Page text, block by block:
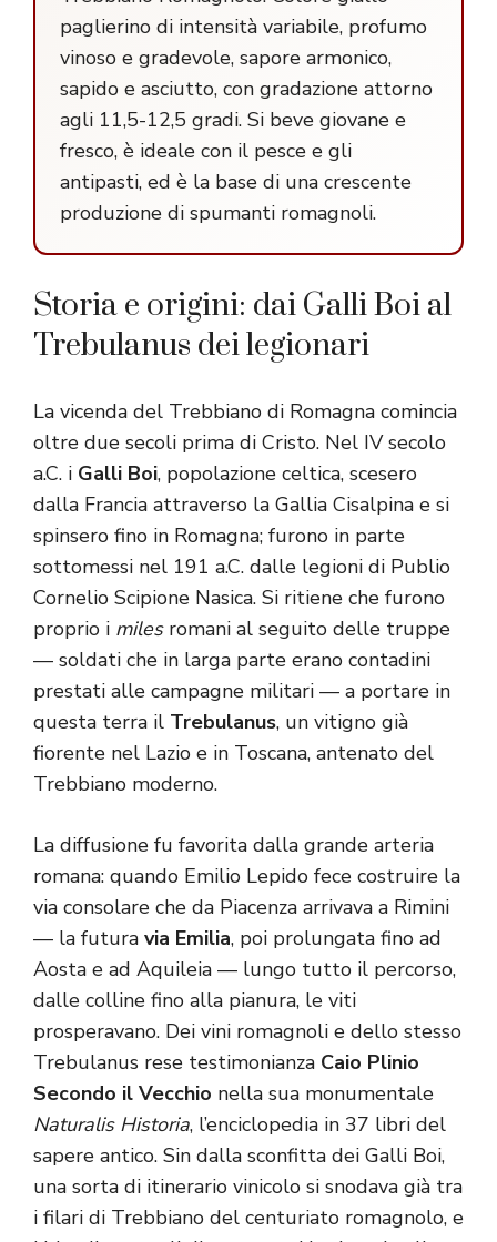
paglierino di intensità variabile, profumo
vinoso e gradevole, sapore armonico,
sapido e asciutto, con gradazione attorno
agli 11,5-12,5 gradi. Si beve giovane e
fresco, è ideale con il pesce e gli
antipasti, ed è la base di una crescente
produzione di spumanti romagnoli.
Storia e origini: dai Galli Boi al
Trebulanus dei legionari
La vicenda del Trebbiano di Romagna comincia
oltre due secoli prima di Cristo. Nel IV secolo
a.C. i Galli Boi, popolazione celtica, scesero
dalla Francia attraverso la Gallia Cisalpina e si
spinsero fino in Romagna; furono in parte
sottomessi nel 191 a.C. dalle legioni di Publio
Cornelio Scipione Nasica. Si ritiene che furono
proprio i milesromani al seguito delle truppe
— soldati che in larga parte erano contadini
prestati alle campagne militari — a portare in
questa terra il Trebulanus, un vitigno già
fiorente nel Lazio e in Toscana, antenato del
Trebbiano moderno.
La diffusione fu favorita dalla grande arteria
romana: quando Emilio Lepido fece costruire la
via consolare che da Piacenza arrivava a Rimini
— la futura via Emilia, poi prolungata fino ad
Aosta e ad Aquileia — lungo tutto il percorso,
dalle colline fino alla pianura, le viti
prosperavano. Dei vini romagnoli e dello stesso
Trebulanus rese testimonianza Caio Plinio
Secondo il Vecchio nella sua monumentale
Naturalis Historia, l’enciclopedia in 37 libri del
sapere antico. Sin dalla sconfitta dei Galli Boi,
una sorta di itinerario vinicolo si snodava già tra
i filari di Trebbiano del centuriato romagnolo, e